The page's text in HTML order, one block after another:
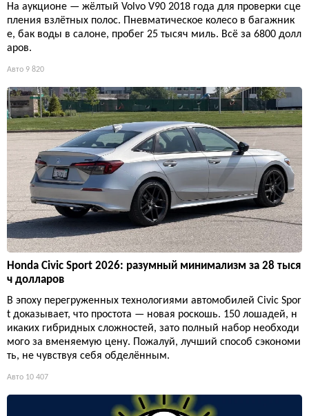
На аукционе — жёлтый Volvo V90 2018 года для проверки сце
пления взлётных полос. Пневматическое колесо в багажник
е, бак воды в салоне, пробег 25 тысяч миль. Всё за 6800 долл
аров.
Авто 9 820
Honda Civic Sport 2026: разумный минимализм за 28 тыся
ч долларов
В эпоху перегруженных технологиями автомобилей Civic Spor
t доказывает, что простота — новая роскошь. 150 лошадей, н
икаких гибридных сложностей, зато полный набор необходи
мого за вменяемую цену. Пожалуй, лучший способ сэкономи
ть, не чувствуя себя обделённым.
Авто 10 407